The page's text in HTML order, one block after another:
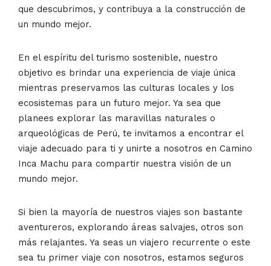
que descubrimos, y contribuya a la construcción de
un mundo mejor.
En el espíritu del turismo sostenible, nuestro
objetivo es brindar una experiencia de viaje única
mientras preservamos las culturas locales y los
ecosistemas para un futuro mejor. Ya sea que
planees explorar las maravillas naturales o
arqueológicas de Perú, te invitamos a encontrar el
viaje adecuado para ti y unirte a nosotros en Camino
Inca Machu para compartir nuestra visión de un
mundo mejor.
Si bien la mayoría de nuestros viajes son bastante
aventureros, explorando áreas salvajes, otros son
más relajantes. Ya seas un viajero recurrente o este
sea tu primer viaje con nosotros, estamos seguros